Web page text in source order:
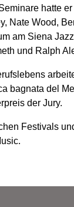
hatte
Nate Wood,
am Siena
und Ralph
bagnata del
der Jury.
Festivals